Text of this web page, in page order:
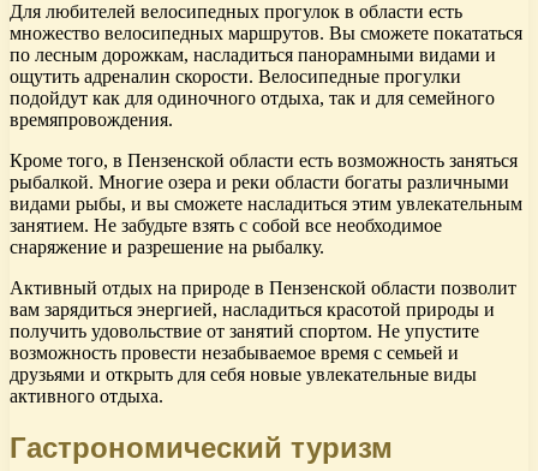
Для любителей велосипедных прогулок в области есть
множество велосипедных маршрутов. Вы сможете покататься
по лесным дорожкам, насладиться панорамными видами и
ощутить адреналин скорости. Велосипедные прогулки
подойдут как для одиночного отдыха, так и для семейного
времяпровождения.
Кроме того, в Пензенской области есть возможность заняться
рыбалкой. Многие озера и реки области богаты различными
видами рыбы, и вы сможете насладиться этим увлекательным
занятием. Не забудьте взять с собой все необходимое
снаряжение и разрешение на рыбалку.
Активный отдых на природе в Пензенской области позволит
вам зарядиться энергией, насладиться красотой природы и
получить удовольствие от занятий спортом. Не упустите
возможность провести незабываемое время с семьей и
друзьями и открыть для себя новые увлекательные виды
активного отдыха.
Гастрономический туризм